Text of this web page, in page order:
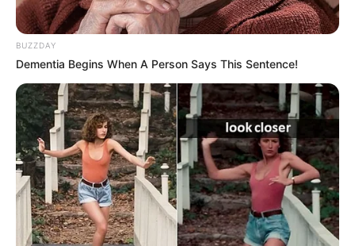
„Még most is remegek, amikor mesélem… Teljesen
összetörtem” – vallotta be Nóra, aki egy korábbi
alkalommal már repült is azzal a céggel, amelyik –
elmondása szerint – felelős lehet a tragédiáért.
A műsorvezető elmondta, hogy bár a szervezők
próbálták megnyugtatni – azt állítva, hogy nem az
ő cégük érintett, és hogy az útvonal is biztonságos
lenne – ő mégsem tudta megtenni a lépést.
„Egyszerűen nem bírtam volna feltenni a
BUZZDAY
Dementia Begins When A Person Says This Sentence!